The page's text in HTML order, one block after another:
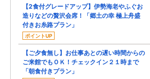
【2食付グレードアップ】伊勢海老やふぐお
造りなどの贅沢会席！「郷土の幸 極上舟盛
付きお糸路プラン」
ポイントUP
【ご夕食無し】お仕事あとの遅い時間からの
ご来館でもＯＫ！チェックイン２１時まで
「朝食付きプラン」